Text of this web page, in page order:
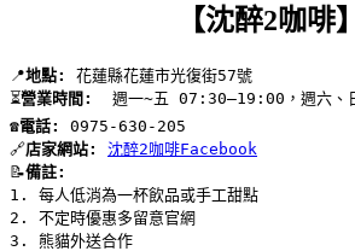
【沈醉2咖啡】
📍地點:
花蓮縣花蓮市光復街57號
⏳營業時間:
週一~五 07:30–19:00，週六
☎️電話:
0975-630-205
🔗店家網站:
沈醉2咖啡Facebook
📝備註:
1. 每人低消為一杯飲品或手工甜點
2. 不定時優惠多留意官網
3. 熊貓外送合作